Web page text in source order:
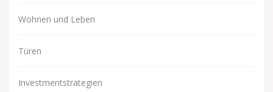
Wohnen und Leben
Türen
Investmentstrategien